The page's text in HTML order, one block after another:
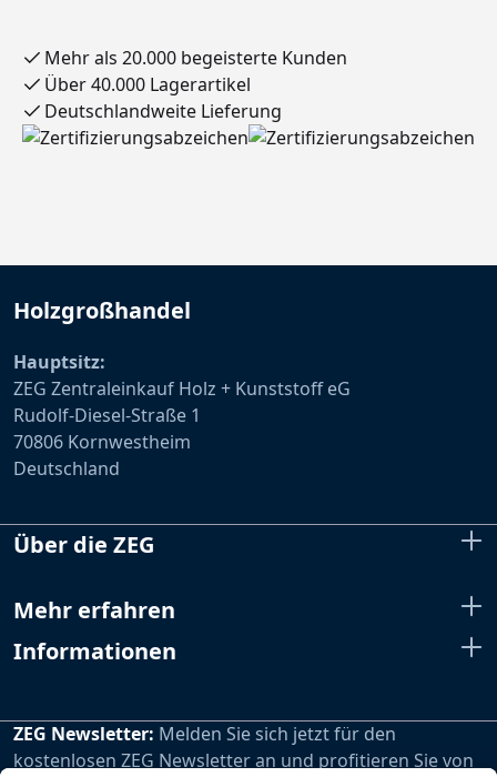
Mehr als 20.000 begeisterte Kunden
Über 40.000 Lagerartikel
Deutschlandweite Lieferung
Holzgroßhandel
Hauptsitz:
ZEG Zentraleinkauf Holz + Kunststoff eG
Rudolf-Diesel-Straße 1
70806 Kornwestheim
Deutschland
Über die ZEG
Mehr erfahren
Informationen
ZEG Newsletter: Melden Sie sich jetzt für den
kostenlosen ZEG Newsletter an und profitieren Sie von